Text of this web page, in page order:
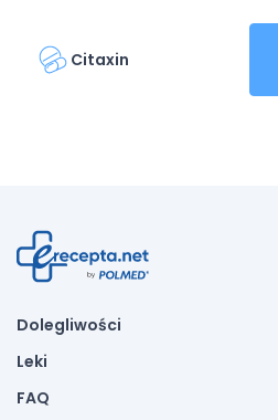
Citaxin
Dolegliwości
Leki
FAQ